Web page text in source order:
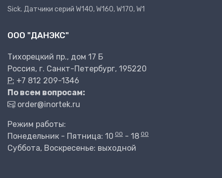
Sick. Датчики серий W140, W160, W170, W1
ООО "ДАНЭКС"
Тихорецкий пр., дом 17 Б
Россия, г. Санкт-Петербург, 195220
P: +7 812 209-1346
По всем вопросам:
order@inortek.ru
Режим работы:
Понедельник - Пятница: 10 00 - 18 00
Суббота, Воскресенье: выходной